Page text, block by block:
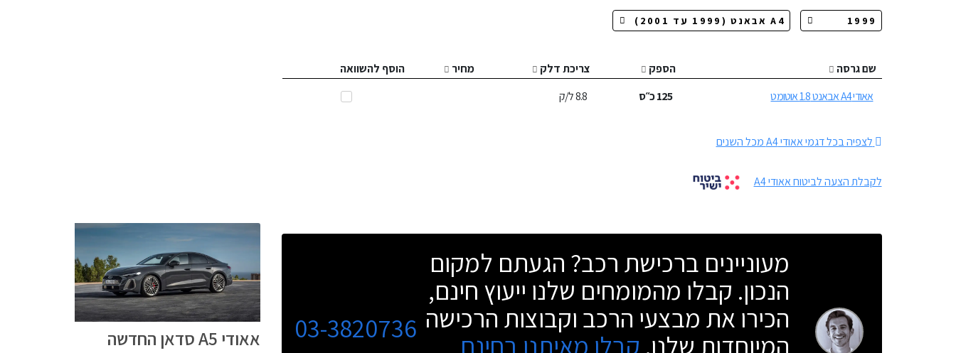
שם גרסה הספק צריכת דלק מחיר
הוסף להשוואה
אאודי A4 אבאנט 1.8 אוטומט
125כ״ס 8.8ל/ק
לצפיה בכל דגמי אאודי A4 מכל השנים
לקבלת הצעה לביטוח אאודי A4
מעוניינים ברכישת רכב? הגעתם למקום
הנכון. קבלו מהמומחים שלנו ייעוץ חינם,
הכירו את מבצעי הרכב וקבוצות הרכישה
המיוחדות שלנו. קבלו מאיתנו בחינם
03-3820736
אאודי A5 סדאן החדשה